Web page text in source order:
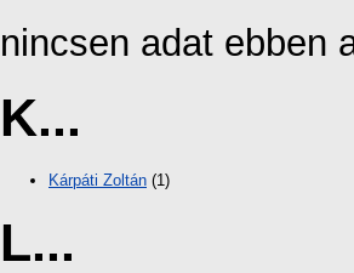
nincsen adat ebben
K...
Kárpáti Zoltán (1)
L...